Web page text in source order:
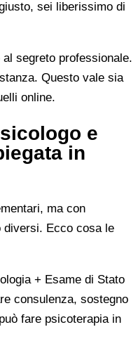
sei liberissimo di
segreto professionale.
Questo vale sia
online.
e
in
ma con
diversi. Ecco cosa le
+ Esame di Stato
consulenza, sostegno
fare psicoterapia in